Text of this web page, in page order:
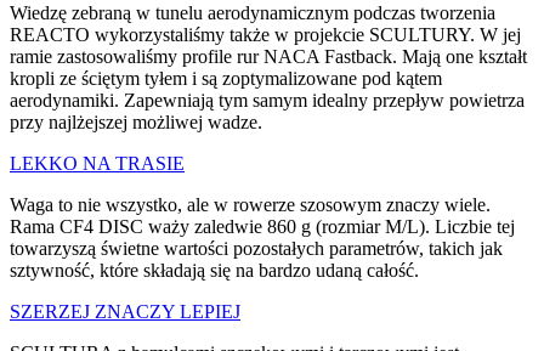
Wiedzę zebraną w tunelu aerodynamicznym podczas tworzenia
REACTO wykorzystaliśmy także w projekcie SCULTURY. W jej
ramie zastosowaliśmy profile rur NACA Fastback. Mają one kształt
kropli ze ściętym tyłem i są zoptymalizowane pod kątem
aerodynamiki. Zapewniają tym samym idealny przepływ powietrza
przy najlżejszej możliwej wadze.
LEKKO NA TRASIE
Waga to nie wszystko, ale w rowerze szosowym znaczy wiele.
Rama CF4 DISC waży zaledwie 860 g (rozmiar M/L). Liczbie tej
towarzyszą świetne wartości pozostałych parametrów, takich jak
sztywność, które składają się na bardzo udaną całość.
SZERZEJ ZNACZY LEPIEJ